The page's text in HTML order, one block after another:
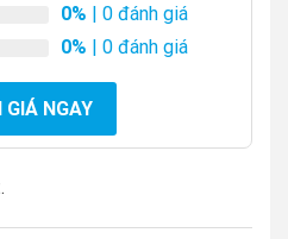
0% | 0 đánh giá
0% | 0 đánh giá
NGAY